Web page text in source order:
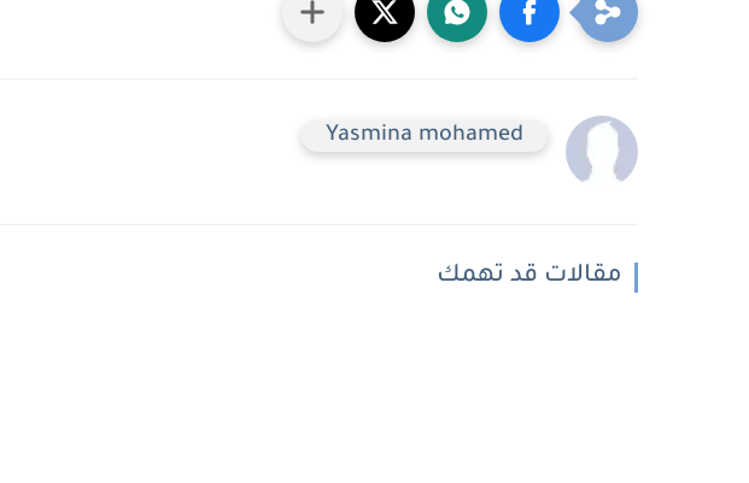
Yasmina mohamed
مقالات قد تهمك